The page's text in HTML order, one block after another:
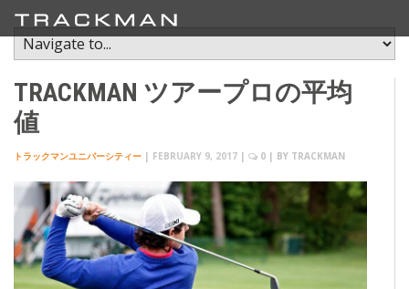
TRACKMAN ツアープロの平均
値
トラックマンユニバーシティー | FEBRUARY 9, 2017 | 0 | BY TRACKMAN